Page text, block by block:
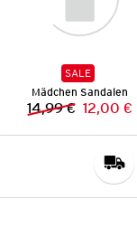
SALE
Mädchen Sandalen
14,99 € Neuer
12,00 €